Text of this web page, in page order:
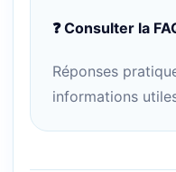
❓ Consulter la
Réponses
informations